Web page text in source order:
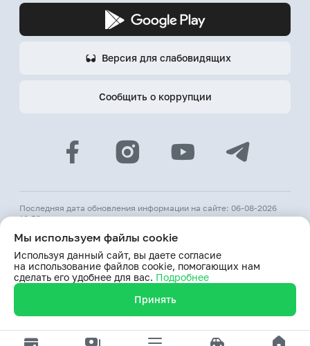
Версия для слабовидящих
Сообщить о коррупции
Последняя дата обновления информации на сайте: 06-08-2026
12:53
© 2026 АКБ «Hamkorbank»
Лицензия № 64 ЦБ РУз от 31 августа 1991 г.
При использовании материалов сайта ссылка на веб-сайт
www.hamkorbank.uz обязательна
Продолжая пользование сайтом, я выражаю согласие
на обработку моих персональных данных
Мы используем файлы cookie
Используя данный сайт, вы даете согласие
на использование файлов cookie, помогающих нам
сделать его удобнее для вас. Подробнее
Принять